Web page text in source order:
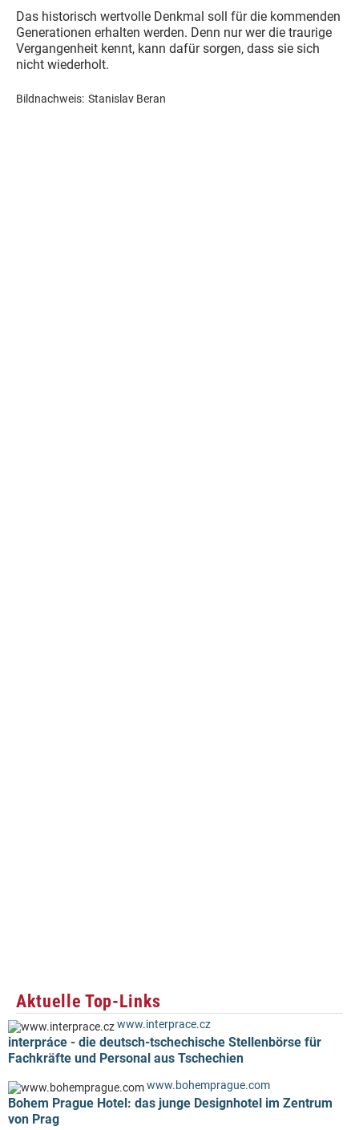
Das historisch wertvolle Denkmal soll für die kommenden
Generationen erhalten werden. Denn nur wer die traurige
Vergangenheit kennt, kann dafür sorgen, dass sie sich
nicht wiederholt.
Bildnachweis: Stanislav Beran
Aktuelle Top-Links
www.interprace.cz
interpráce - die deutsch-tschechische Stellenbörse für
Fachkräfte und Personal aus Tschechien
www.bohemprague.com
Bohem Prague Hotel: das junge Designhotel im Zentrum
von Prag